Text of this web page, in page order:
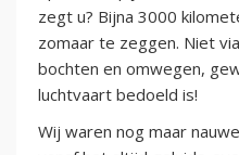
zegt u? Bijna 3000
zomaar te zeggen. Niet
bochten en omwegen,
luchtvaart bedoeld is!
Wij waren nog maar